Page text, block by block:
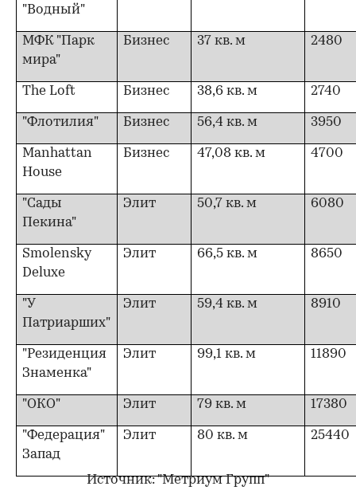
"Водный"
МФК "Парк
мира"
Бизнес 37 кв. м 2480
The Loft Бизнес 38,6 кв. м 2740
"Флотилия" Бизнес 56,4 кв. м 3950
Manhattan
House
Бизнес 47,08 кв. м 4700
"Сады
Пекина"
Элит 50,7 кв. м 6080
Smolensky
Deluxe
Элит 66,5 кв. м 8650
"У
Патриарших"
Элит 59,4 кв. м 8910
"Резиденция
Знаменка"
Элит 99,1 кв. м 11890
"ОКО" Элит 79 кв. м 17380
"Федерация"
Запад
Элит 80 кв. м 25440
Источник: "Метриум Групп"